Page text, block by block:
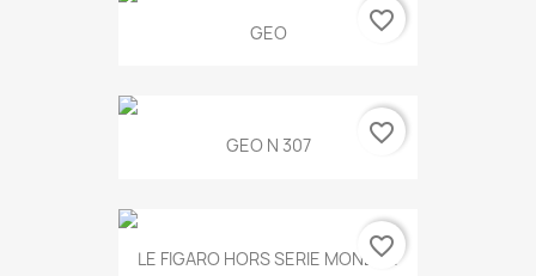
GEO favorite_border
GEO N 307 favorite_border
LE FIGARO HORS SERIE MONET...
favorite_border